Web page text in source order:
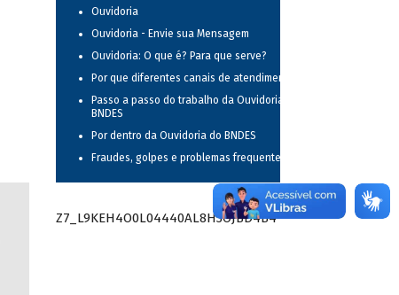
Ouvidoria
Ouvidoria - Envie sua Mensagem
Ouvidoria: O que é? Para que serve?
Por que diferentes canais de atendimento?
Passo a passo do trabalho da Ouvidoria do
BNDES
Por dentro da Ouvidoria do BNDES
Fraudes, golpes e problemas frequentes
Z7_L9KEH4O0L04440AL8H3OJBD4B4